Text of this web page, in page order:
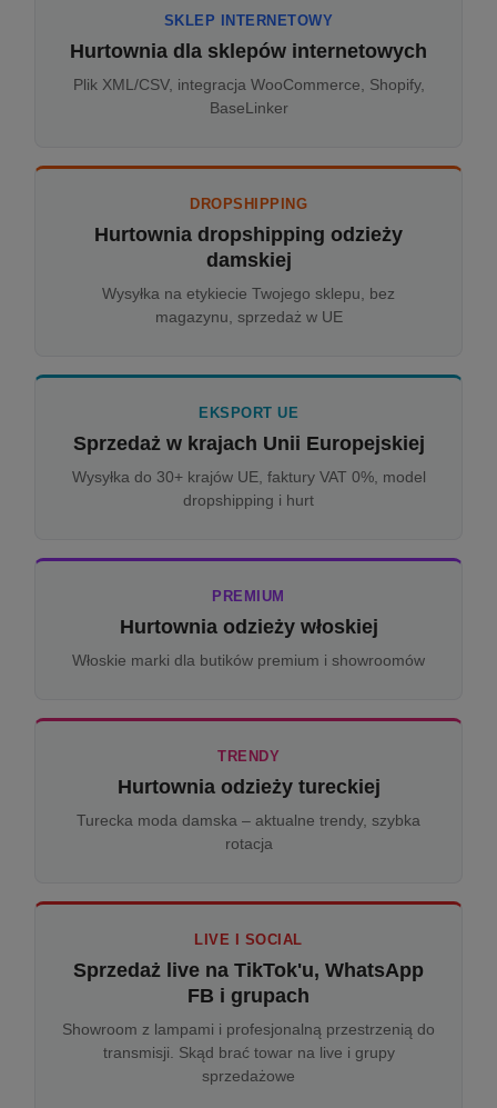
SKLEP INTERNETOWY
Hurtownia dla sklepów internetowych
Plik XML/CSV, integracja WooCommerce, Shopify,
BaseLinker
DROPSHIPPING
Hurtownia dropshipping odzieży
damskiej
Wysyłka na etykiecie Twojego sklepu, bez
magazynu, sprzedaż w UE
EKSPORT UE
Sprzedaż w krajach Unii Europejskiej
Wysyłka do 30+ krajów UE, faktury VAT 0%, model
dropshipping i hurt
PREMIUM
Hurtownia odzieży włoskiej
Włoskie marki dla butików premium i showroomów
TRENDY
Hurtownia odzieży tureckiej
Turecka moda damska – aktualne trendy, szybka
rotacja
LIVE I SOCIAL
Sprzedaż live na TikTok'u, WhatsApp
FB i grupach
Showroom z lampami i profesjonalną przestrzenią do
transmisji. Skąd brać towar na live i grupy
sprzedażowe